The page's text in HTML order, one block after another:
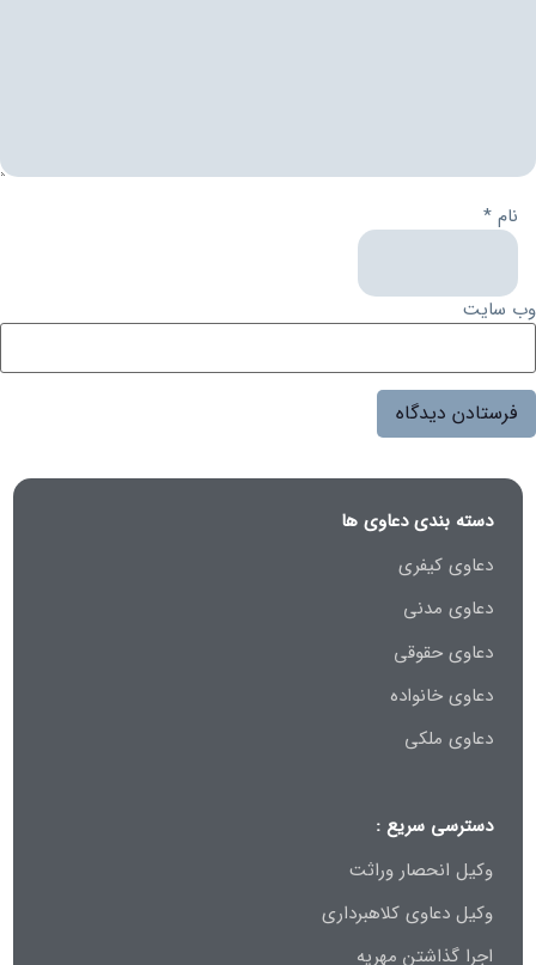
نام *
وب‌ سایت
دسته بندی دعاوی ها
دعاوی کیفری
دعاوی مدنی
دعاوی حقوقی
دعاوی خانواده
دعاوی ملکی
دسترسی سریع :
وکیل انحصار وراثت
وکیل دعاوی کلاهبرداری
اجرا گذاشتن مهریه